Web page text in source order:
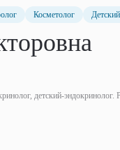
Косметолог
детский-